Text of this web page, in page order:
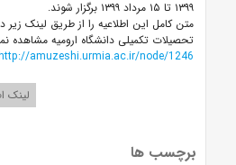
۱۳۹۹ تا ۱۵ مرداد ۱۳۹۹ برگزار شوند.
متن کامل این اطلاعیه را از طریق لینک
تحصیلات تکمیلی دانشگاه ارومیه مشاهده
amuzeshi.urmia.ac.ir/node/1246
لینک
برچسب ها